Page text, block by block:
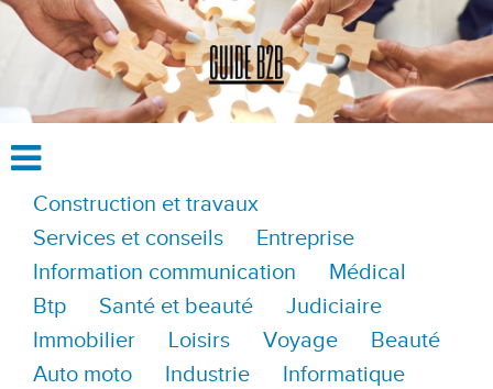
Construction et travaux
Services et conseils
Entreprise
Information communication
Médical
Btp
Santé et beauté
Judiciaire
Immobilier
Loisirs Voyage
Beauté
Auto moto
Industrie
Informatique